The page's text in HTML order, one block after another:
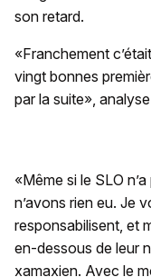
son retard.
«Franchement
vingt bonnes
par la suite»,
«Même si le SLO
n’avons rien eu. Je
responsabilisent, et
en-dessous de leur
xamaxien. Avec le